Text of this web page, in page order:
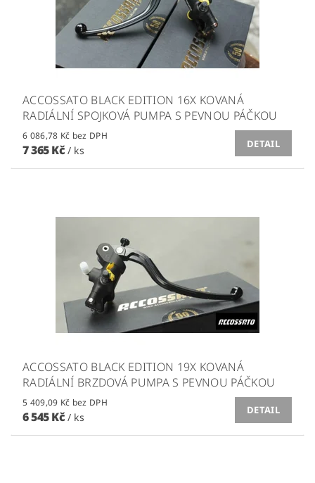
ACCOSSATO BLACK EDITION 16X KOVANÁ
RADIÁLNÍ SPOJKOVÁ PUMPA S PEVNOU PÁČKOU
6 086,78 Kč bez DPH
7 365 Kč / ks
DETAIL
ACCOSSATO BLACK EDITION 19X KOVANÁ
RADIÁLNÍ BRZDOVÁ PUMPA S PEVNOU PÁČKOU
5 409,09 Kč bez DPH
6 545 Kč / ks
DETAIL